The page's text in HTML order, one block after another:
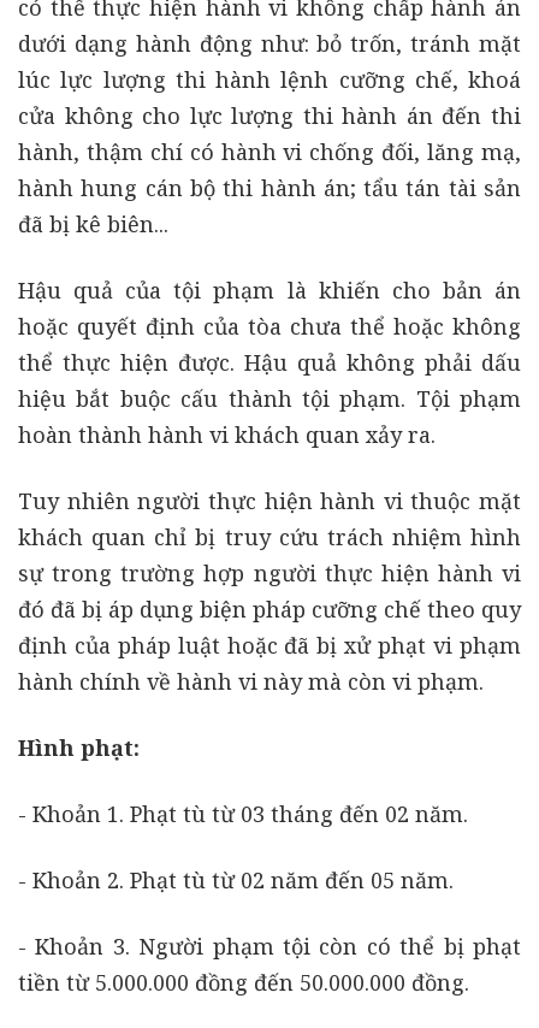
có thể thực hiện hành vi không chấp hành án
dưới dạng hành động như: bỏ trốn, tránh mặt
lúc lực lượng thi hành lệnh cưỡng chế, khoá
cửa không cho lực lượng thi hành án đến thi
hành, thậm chí có hành vi chống đối, lăng mạ,
hành hung cán bộ thi hành án; tẩu tán tài sản
đã bị kê biên...
Hậu quả của tội phạm là khiến cho bản án
hoặc quyết định của tòa chưa thể hoặc không
thể thực hiện được. Hậu quả không phải dấu
hiệu bắt buộc cấu thành tội phạm. Tội phạm
hoàn thành hành vi khách quan xảy ra.
Tuy nhiên người thực hiện hành vi thuộc mặt
khách quan chỉ bị truy cứu trách nhiệm hình
sự trong trường hợp người thực hiện hành vi
đó đã bị áp dụng biện pháp cưỡng chế theo quy
định của pháp luật hoặc đã bị xử phạt vi phạm
hành chính về hành vi này mà còn vi phạm.
Hình phạt:
- Khoản 1. Phạt tù từ 03 tháng đến 02 năm.
- Khoản 2. Phạt tù từ 02 năm đến 05 năm.
- Khoản 3. Người phạm tội còn có thể bị phạt
tiền từ 5.000.000 đồng đến 50.000.000 đồng.